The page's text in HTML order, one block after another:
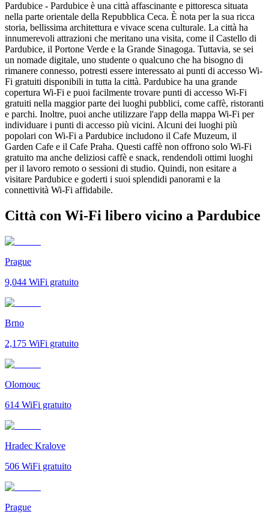
Pardubice - Pardubice è una città affascinante e pittoresca situata
nella parte orientale della Repubblica Ceca. È nota per la sua ricca
storia, bellissima architettura e vivace scena culturale. La città ha
innumerevoli attrazioni che meritano una visita, come il Castello di
Pardubice, il Portone Verde e la Grande Sinagoga. Tuttavia, se sei
un nomade digitale, uno studente o qualcuno che ha bisogno di
rimanere connesso, potresti essere interessato ai punti di accesso Wi-
Fi gratuiti disponibili in tutta la città. Pardubice ha una grande
copertura Wi-Fi e puoi facilmente trovare punti di accesso Wi-Fi
gratuiti nella maggior parte dei luoghi pubblici, come caffè, ristoranti
e parchi. Inoltre, puoi anche utilizzare l'app della mappa Wi-Fi per
individuare i punti di accesso più vicini. Alcuni dei luoghi più
popolari con Wi-Fi a Pardubice includono il Cafe Muzeum, il
Garden Cafe e il Cafe Praha. Questi caffè non offrono solo Wi-Fi
gratuito ma anche deliziosi caffè e snack, rendendoli ottimi luoghi
per il lavoro remoto o sessioni di studio. Quindi, non esitare a
visitare Pardubice e goderti i suoi splendidi panorami e la
connettività Wi-Fi affidabile.
Città con Wi-Fi libero vicino a Pardubice
Prague
9,044 WiFi gratuito
Brno
2,175 WiFi gratuito
Olomouc
614 WiFi gratuito
Hradec Kralove
506 WiFi gratuito
Prague